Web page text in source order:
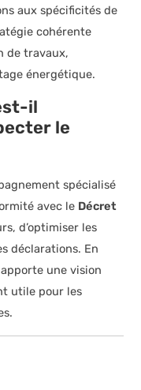
aux spécificités de
cohérente
de travaux,
énergétique.
il
le
spécialisé
avec le Décret
d’optimiser les
déclarations. En
une vision
utile pour les